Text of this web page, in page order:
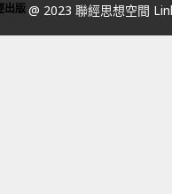
@ 2023 聯經思想空間